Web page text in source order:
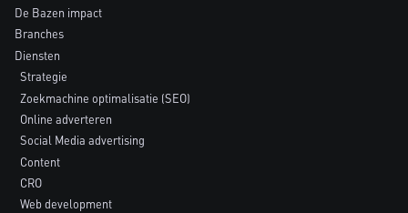
De Bazen impact
Branches
Diensten
Strategie
Zoekmachine optimalisatie (SEO)
Online adverteren
Social Media advertising
Content
CRO
Web development